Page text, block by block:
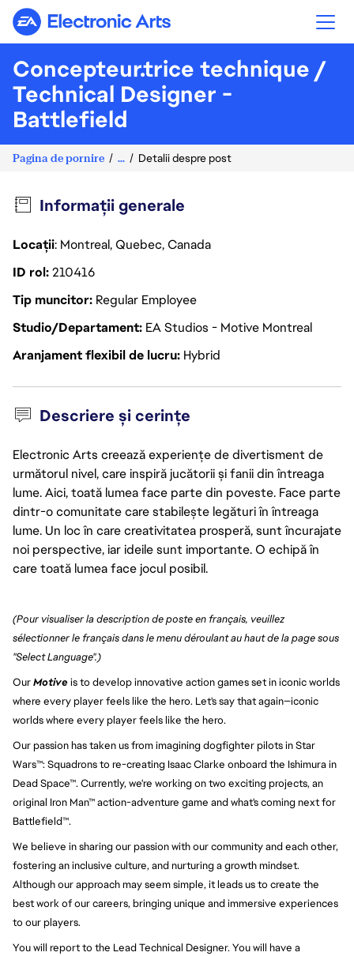
Electronic Arts
Concepteur.trice technique /
Technical Designer -
Battlefield
Pagina de pornire ... Detalii despre post
Informații generale
Locații: Montreal, Quebec, Canada
ID rol210416
Tip muncitor Regular Employee
Studio/Departament EA Studios - Motive Montreal
Aranjament flexibil de lucru Hybrid
Descriere și cerințe
Electronic Arts creează experiențe de divertisment de
următorul nivel, care inspiră jucătorii și fanii din întreaga
lume. Aici, toată lumea face parte din poveste. Face parte
dintr-o comunitate care stabilește legături în întreaga
lume. Un loc în care creativitatea prosperă, sunt încurajate
noi perspective, iar ideile sunt importante. O echipă în
care toată lumea face jocul posibil.
(Pour visualiser la description de poste en français, veuillez
sélectionner le français dans le menu déroulant au haut de la page sous
"Select Language".)
Our Motive is to develop innovative action games set in iconic worlds
where every player feels like the hero. Let's say that again—iconic
worlds where every player feels like the hero.
Our passion has taken us from imagining dogfighter pilots in Star
Wars™: Squadrons to re-creating Isaac Clarke onboard the Ishimura in
Dead Space™. Currently, we're working on two exciting projects, an
original Iron Man™ action-adventure game and what's coming next for
Battlefield™.
We believe in sharing our passion with our community and each other,
fostering an inclusive culture, and nurturing a growth mindset.
Although our approach may seem simple, it leads us to create the
best work of our careers, bringing unique and immersive experiences
to our players.
You will report to the Lead Technical Designer. You will have a